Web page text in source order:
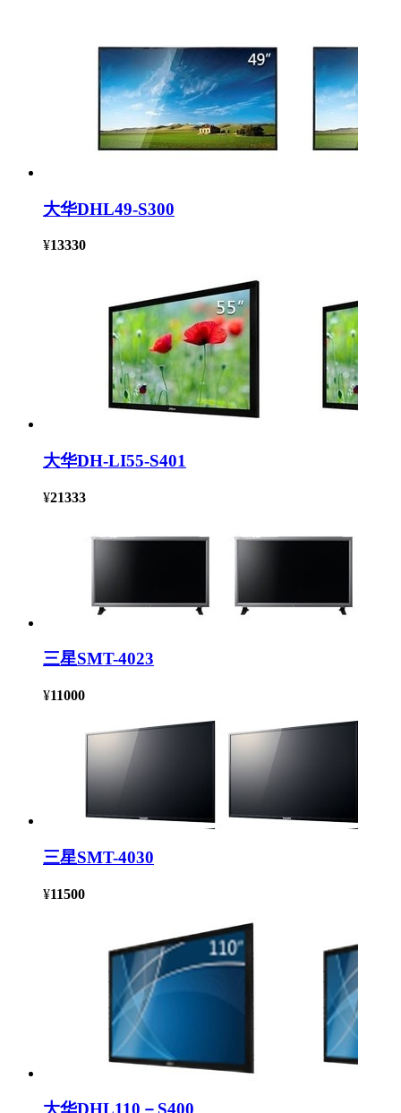
大华DHL49-S300
¥13330
大华DH-LI55-S401
¥21333
三星SMT-4023
¥11000
三星SMT-4030
¥11500